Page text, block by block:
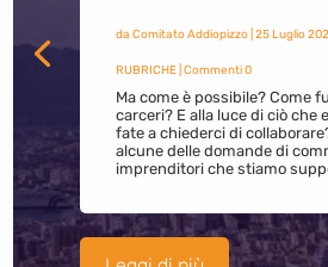
da Comitato Addiopizzo| 25 Luglio
RUBRICHE| Commenti 0
Ma come è possibile? Come
carceri? E alla luce di ciò che
fate a chiederci di
alcune delle domande di
imprenditori che stiamo